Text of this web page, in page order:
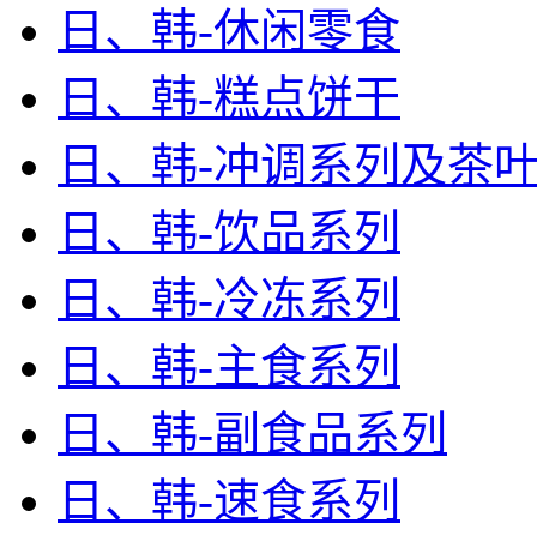
日、韩-休闲零食
日、韩-糕点饼干
日、韩-冲调系列及茶
日、韩-饮品系列
日、韩-冷冻系列
日、韩-主食系列
日、韩-副食品系列
日、韩-速食系列